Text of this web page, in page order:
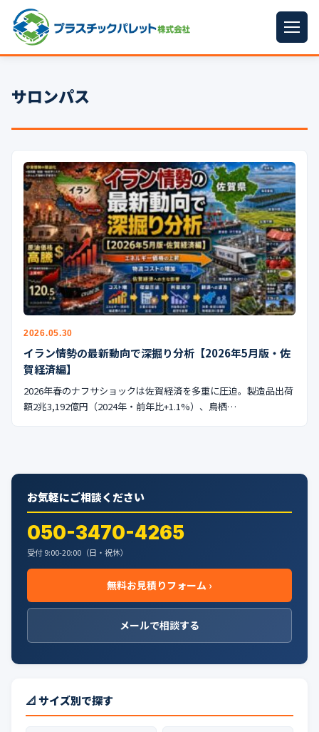
パレットサイズ
プラパレット ▼
コンテナ ▼
中古パレット
再生原料 ▼
梱包資材 ▼
イラン情勢まとめ ▼
公式ブログ
会社案内
🇺🇸🇰🇷🇹🇼🇻🇳
サロンパス
2026.05.30
イラン情勢の最新動向で深掘り分析【2026年5月版・佐
賀経済編】
2026年春のナフサショックは佐賀経済を多重に圧迫。製造品出荷
額2兆3,192億円（2024年・前年比+1.1%）、鳥栖…
お気軽にご相談ください
050-3470-4265
受付 9:00-20:00（日・祝休）
無料お見積りフォーム ›
メールで相談する
📐 サイズ別で探す